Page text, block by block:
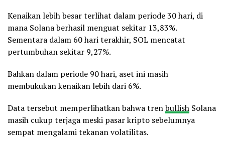
Kenaikan lebih besar terlihat dalam periode 30 hari, di
mana Solana berhasil menguat sekitar 13,83%.
Sementara dalam 60 hari terakhir, SOL mencatat
pertumbuhan sekitar 9,27%.
Bahkan dalam periode 90 hari, aset ini masih
membukukan kenaikan lebih dari 6%.
Data tersebut memperlihatkan bahwa trenbullish Solana
masih cukup terjaga meski pasar kripto sebelumnya
sempat mengalami tekanan volatilitas.